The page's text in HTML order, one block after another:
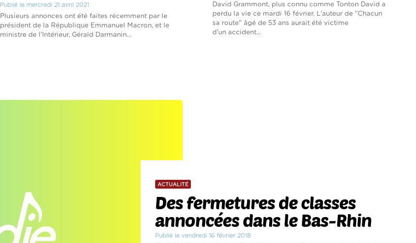
Publié le mercredi 21 avril 2021
Plusieurs annonces ont été faites récemment par le
président de la République Emmanuel Macron, et le
ministre de l’Intérieur, Gérald Darmanin...
David Grammont, plus connu comme Tonton David a
perdu la vie ce mardi 16 février. L'auteur de "Chacun
sa route" âgé de 53 ans aurait été victime
d'un accident...
ACTUALITÉ
Des fermetures de classes
annoncées dans le Bas-Rhin
Publié le vendredi 16 février 2018